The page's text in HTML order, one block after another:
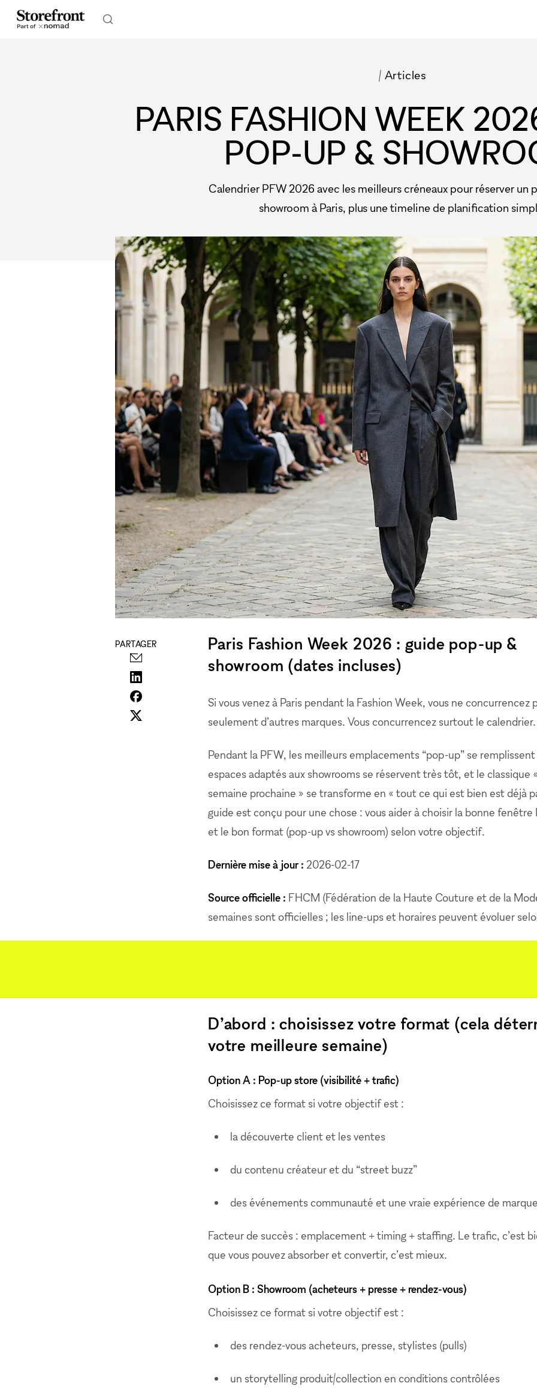
/ Articles
PARIS FASHION WEEK
POP-UP &
Calendrier PFW 2026 avec les meilleurs créneaux pour réserver un
showroom à Paris, plus une timeline de planification
PARTAGER
Paris Fashion Week 2026 : guide pop-up &
showroom (dates incluses)
Si vous venez à Paris pendant la Fashion Week, vous ne concurrencez
seulement d’autres marques. Vous concurrencez surtout le calendrier.
Pendant la PFW, les meilleurs emplacements “pop-up” se
espaces adaptés aux showrooms se réservent très tôt, et le classique
semaine prochaine » se transforme en « tout ce qui est bien est déjà
guide est conçu pour une chose : vous aider à choisir la bonne
et le bon format (pop-up vs showroom) selon votre objectif.
Dernière mise à jour : 2026-02-17
Source officielle : FHCM (Fédération de la Haute Couture et de la
semaines sont officielles ; les line-ups et horaires peuvent évoluer
D’abord : choisissez votre format (cela
votre meilleure semaine)
Option A : Pop-up store (visibilité + trafic)
Choisissez ce format si votre objectif est :
la découverte client et les ventes
du contenu créateur et du “street buzz”
des événements communauté et une vraie expérience de marque
Facteur de succès : emplacement + timing + staffing. Le trafic, c’est
que vous pouvez absorber et convertir, c’est mieux.
Option B : Showroom (acheteurs + presse + rendez-vous)
Choisissez ce format si votre objectif est :
des rendez-vous acheteurs, presse, stylistes (pulls)
un storytelling produit/collection en conditions contrôlées